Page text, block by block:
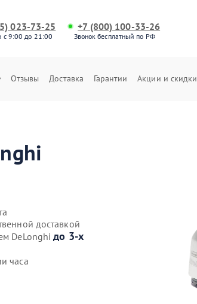
023-73-25
с 9:00 до 21:00
+7 (800) 100-33-26
Звонок бесплатный по РФ
Отзывы Доставка Гарантии Акции и скидки
доставкой
DeLonghiдо 3-х
часа